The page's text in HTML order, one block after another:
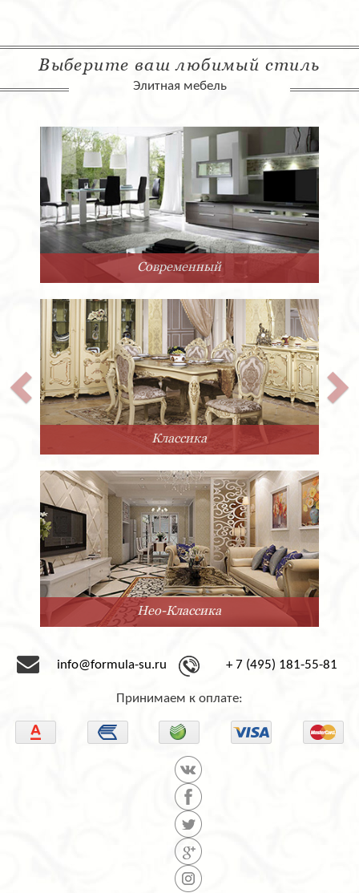
Выберите ваш любимый стиль
Элитная мебель
Арт-Деко
Прованс
Минимализм
info@formula-su.ru + 7 (495) 181-55-81
Принимаем к оплате: